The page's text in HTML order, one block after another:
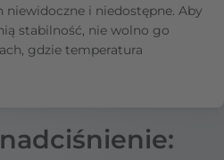
i niedostępne. Aby
stabilność, nie wolno go
gdzie temperatura